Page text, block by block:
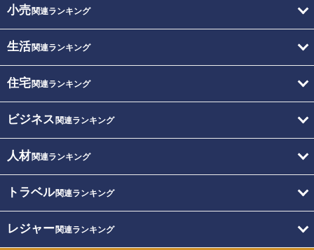
小売関連ランキング
生活関連ランキング
住宅関連ランキング
ビジネス 関連ランキング
人材関連ランキング
トラベル関連ランキング
レジャー関連ランキング